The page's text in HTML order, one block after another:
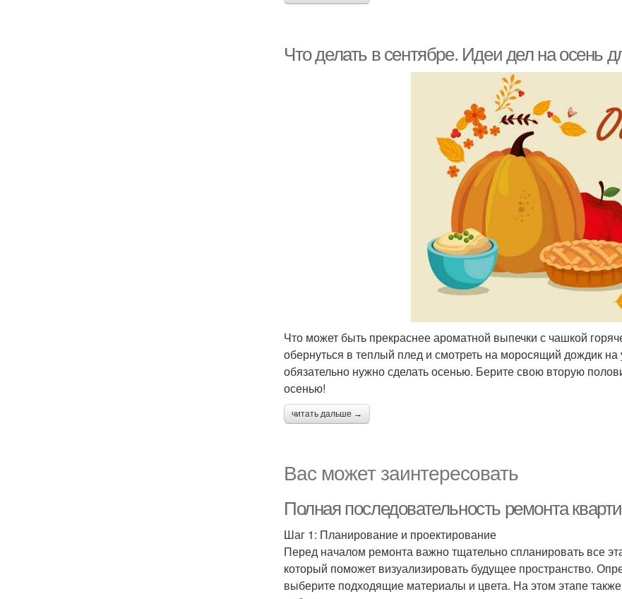
Что делать в сентябре. Идеи дел на осень
Что может быть прекраснее ароматной выпечки с чашкой
обернуться в теплый плед и смотреть на моросящий дождик
обязательно нужно сделать осенью. Берите свою вторую
осенью!
читать дальше →
Вас может заинтересовать
Полная последовательность ремонта
Шаг 1: Планирование и проектирование
Перед началом ремонта важно тщательно спланировать все
который поможет визуализировать будущее пространство.
выберите подходящие материалы и цвета. На этом этапе